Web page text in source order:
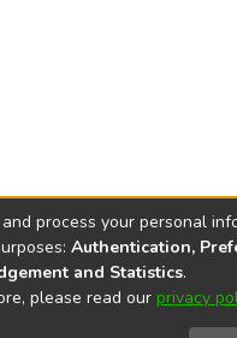
process your personal
Authentication,
and Statistics.
please read our privacy